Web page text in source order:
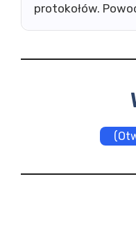
protokołów.